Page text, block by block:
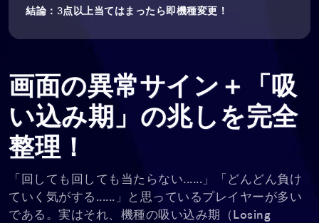
結論：3点以上当てはまったら即機種変更！
画面の異常サイン＋「吸
い込み期」の兆しを完全
整理！
「回しても回しても当たらない......」「どんどん負け
ていく気がする......」と思っているプレイヤーが多い
である。実はそれ、機種の吸い込み期（Losing